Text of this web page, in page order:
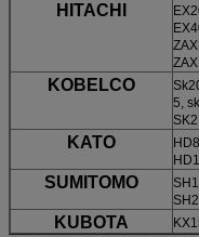
HITACHI
KOBELCO
5,
KATO
SUMITOMO
KUBOTA